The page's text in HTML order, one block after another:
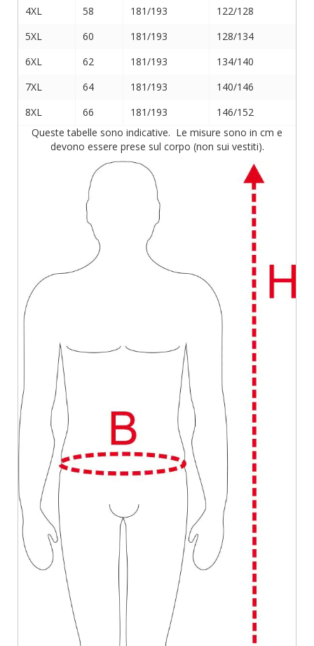
4XL 58 181/193
122/128
5XL
60 181/193
128/134
6XL
62 181/193
134/140
7XL
64 181/193
140/146
8XL
66 181/193
146/152
Queste tabelle sono indicative. Le misure sono in cm e
devono essere prese sul corpo (non sui vestiti).